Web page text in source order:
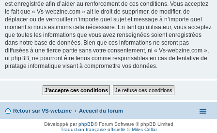
est enregistrée afin d’aider au renforcement de ces conditions. Vous acceptez
le fait que « Vs-webzine.com » ait le droit de supprimer, de modifier, de
déplacer ou de verrouiller n’importe quel sujet et message à n’importe quel
moment si nous estimons cela nécessaire. En tant qu’utilisateur, vous acceptez
que toutes les informations que vous avez renseignées soient enregistrées
dans notre base de données. Bien que ces informations ne seront pas
diffusées à une tierce partie sans votre consentement, ni « Vs-webzine.com »,
ni phpBB, ne pourront être tenus comme responsables en cas de tentative de
piratage informatique visant à compromettre vos données.
Retour sur VS-webzine Accueil du forum
Développé parphpBB® Forum Software © phpBB Limited
Traduction française officielle ©Miles Cellar